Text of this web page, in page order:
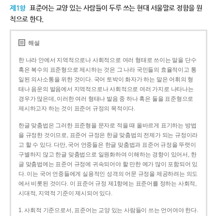
제1항 표준어는 교양 있는 사람들이 두루 쓰는 현대 서울말로 정함을 원
칙으로 한다.
해설
한 나라 안에서 지역적으로나 사회적으로 여러 형태로 쓰이는 말을 단수
혹은 복수의 표준형으로 제시하는 것은 그 나라 국민들의 효율적이고 통
일된 의사소통을 위한 것이다. 국어 토박이 화자가 하는 말은 어휘의 형
태나 음운의 발음에서 지역적으로나 사회적으로 여러 가지로 나타나는
경우가 많은데, 이러한 여러 형태나 발음 중 하나 혹은 둘을 표준형으로
제시하고자 하는 것이 표준어 규정의 목적이다.
한글 맞춤법은 그러한 표준형을 문자로 적을 때 올바르게 표기하는 방법
을 규정한 것이므로, 표준어 규정은 한글 맞춤법의 전제가 되는 규정이라
고 할 수 있다. 다만, 국어 언중들은 한글 맞춤법과 표준어 규정을 뚜렷이
구별하지 않고 한글 맞춤법으로 일원화하여 이해하는 경향이 있어서, 한
글 맞춤법에는 표준어 규정에 귀속되어야 할 만한 예가 많이 포함되어 있
다. 이는 국어 언중들에게 실용적인 성격의 어문 규정을 제공하려는 의도
에서 비롯된 것이다. 이 표준어 규정 제1항에는 표준어를 정하는 사회적,
시대적, 지역적 기준이 제시되어 있다.
1. 사회적 기준으로서, 표준어는 교양 있는 사람들이 쓰는 언어여야 한다.